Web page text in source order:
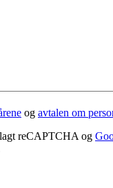
og avtalen om
reCAPTCHA og